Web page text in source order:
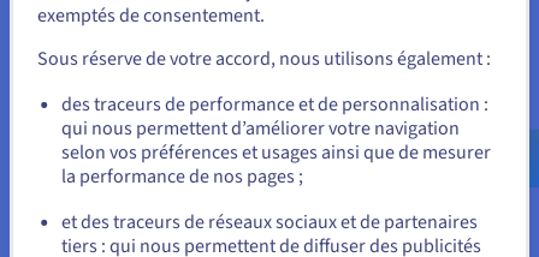
C’est là qu’intervient la normalisation. Traiter les données par
relations en interrogeant les ensembles de données liées par
les clés étrangères vues précédemment permet d’effectuer
Différenciation par rapport aux
autres modèles de bases de
Pour commander, rendez-vous sur le site de votre pays (États-
Allez sur le site États-Unis
us.ovhcloud.com/learn Anglais USD - $
ou
Rester sur le site actuel
exemptés de consentement.
Sous réserve de votre accord, nous utilisons également :
des traceurs de performance et de personnalisation :
qui nous permettent d’améliorer votre navigation
selon vos préférences et usages ainsi que de mesurer
la performance de nos pages ;
et des traceurs de réseaux sociaux et de partenaires
tiers : qui nous permettent de diffuser des publicités